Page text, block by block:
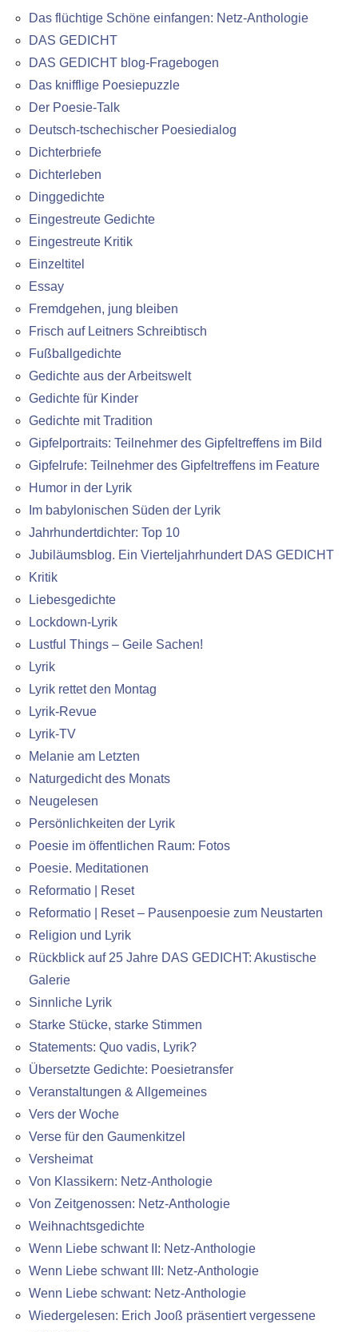
Das flüchtige Schöne einfangen: Netz-Anthologie
DAS GEDICHT
DAS GEDICHT blog-Fragebogen
Das knifflige Poesiepuzzle
Der Poesie-Talk
Deutsch-tschechischer Poesiedialog
Dichterbriefe
Dichterleben
Dinggedichte
Eingestreute Gedichte
Eingestreute Kritik
Einzeltitel
Essay
Fremdgehen, jung bleiben
Frisch auf Leitners Schreibtisch
Fußballgedichte
Gedichte aus der Arbeitswelt
Gedichte für Kinder
Gedichte mit Tradition
Gipfelportraits: Teilnehmer des Gipfeltreffens im Bild
Gipfelrufe: Teilnehmer des Gipfeltreffens im Feature
Humor in der Lyrik
Im babylonischen Süden der Lyrik
Jahrhundertdichter: Top 10
Jubiläumsblog. Ein Vierteljahrhundert DAS GEDICHT
Kritik
Liebesgedichte
Lockdown-Lyrik
Lustful Things – Geile Sachen!
Lyrik
Lyrik rettet den Montag
Lyrik-Revue
Lyrik-TV
Melanie am Letzten
Naturgedicht des Monats
Neugelesen
Persönlichkeiten der Lyrik
Poesie im öffentlichen Raum: Fotos
Poesie. Meditationen
Reformatio | Reset
Reformatio | Reset – Pausenpoesie zum Neustarten
Religion und Lyrik
Rückblick auf 25 Jahre DAS GEDICHT: Akustische
Galerie
Sinnliche Lyrik
Starke Stücke, starke Stimmen
Statements: Quo vadis, Lyrik?
Übersetzte Gedichte: Poesietransfer
Veranstaltungen & Allgemeines
Vers der Woche
Verse für den Gaumenkitzel
Versheimat
Von Klassikern: Netz-Anthologie
Von Zeitgenossen: Netz-Anthologie
Weihnachtsgedichte
Wenn Liebe schwant II: Netz-Anthologie
Wenn Liebe schwant III: Netz-Anthologie
Wenn Liebe schwant: Netz-Anthologie
Wiedergelesen: Erich Jooß präsentiert vergessene